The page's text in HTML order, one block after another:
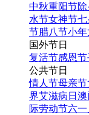
找相似
公众号首图
卡通插画考研招生
众号封面
找相似
公众号首图
中秋重阳节
水节女神节七
节腊八节小年
国外节日
复活节感恩节
公共节日
情人节母亲节
界艾滋病日 澳
际劳动节六